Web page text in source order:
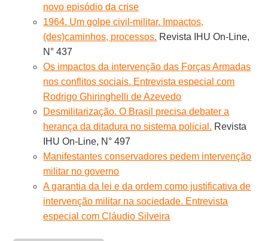
novo episódio da crise
1964. Um golpe civil-militar. Impactos,
(des)caminhos, processos. Revista IHU On-Line,
N° 437
Os impactos da intervenção das Forças Armadas
nos conflitos sociais. Entrevista especial com
Rodrigo Ghiringhelli de Azevedo
Desmilitarização. O Brasil precisa debater a
herança da ditadura no sistema policial. Revista
IHU On-Line, N° 497
Manifestantes conservadores pedem intervenção
militar no governo
A garantia da lei e da ordem como justificativa de
intervenção militar na sociedade. Entrevista
especial com Cláudio Silveira